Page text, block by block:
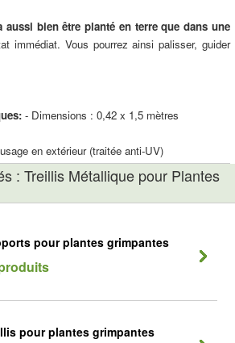
aussi bien être planté en terre que dans une
immédiat. Vous pourrez ainsi palisser, guider
- Dimensions : 0,42 x 1,5 mètres
en extérieur (traitée anti-UV)
: Treillis Métallique pour Plantes
pour plantes grimpantes
pour plantes grimpantes